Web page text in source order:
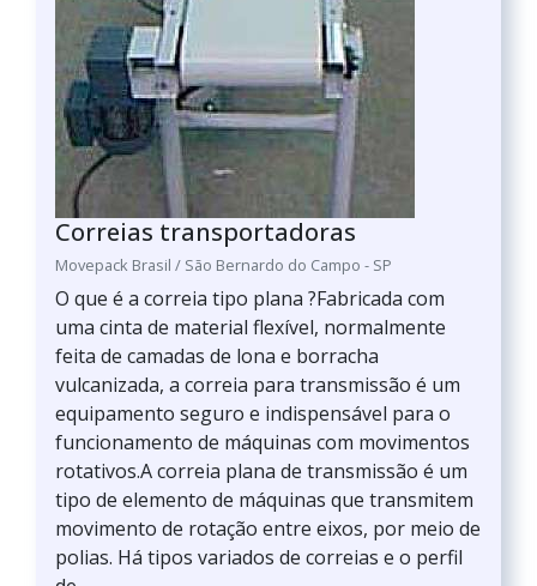
Correias transportadoras
Movepack Brasil / São Bernardo do Campo - SP
O que é a correia tipo plana ?Fabricada com
uma cinta de material flexível, normalmente
feita de camadas de lona e borracha
vulcanizada, a correia para transmissão é um
equipamento seguro e indispensável para o
funcionamento de máquinas com movimentos
rotativos.A correia plana de transmissão é um
tipo de elemento de máquinas que transmitem
movimento de rotação entre eixos, por meio de
polias. Há tipos variados de correias e o perfil